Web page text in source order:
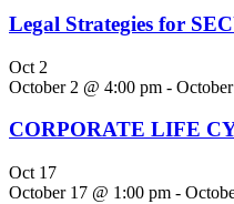
Legal Strategies for
Oct 2
October 2 @ 4:00 pm -
CORPORATE LIFE
Oct 17
October 17 @ 1:00 pm -